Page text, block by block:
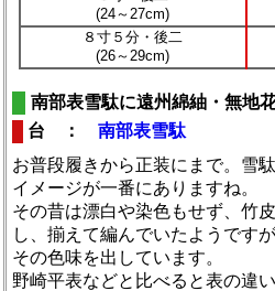
(24～27cm)
８寸５分・後二
(26～29cm)
南部表雪駄に遠州綿紬・無地
台 ：南部表雪駄
お普段履きから正装にまで。雪
イメージが一番にありますね。
その昔は漂白や染色もせず、竹
し、揃えて編んでいたようです
その色味を出しています。
野崎平表などと比べると表の違